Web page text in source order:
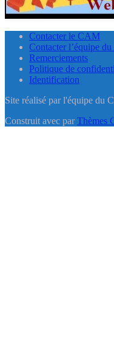
Contacter le CAM
Contacter l’équipe du
Remerciements
Politique de
Identification
Site réalisé par l'équipe du
Construit avec parThèmes